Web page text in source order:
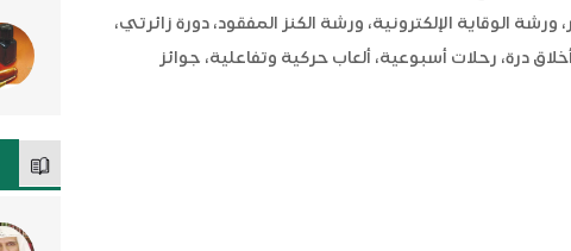
ورشة الوقاية الإلكترونية، ورشة الكنز المفقود، دورة زائرتي،
درة، رحلات أسبوعية، ألعاب حركية وتفاعلية، جوائز